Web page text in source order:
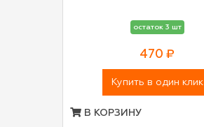
остаток 3 шт
470 ₽
Купить в один клик
В КОРЗИНУ